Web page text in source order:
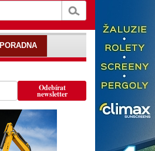
Odebírat
newsletter
PORADNA